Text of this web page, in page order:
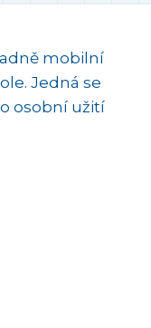
mobilní
Jedná se
osobní užití